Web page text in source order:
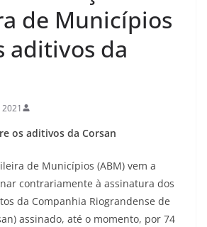
de Municípios
aditivos da
os aditivos da Corsan
de Municípios (ABM) vem a
contrariamente à assinatura dos
da Companhia Riograndense de
assinado, até o momento, por 74